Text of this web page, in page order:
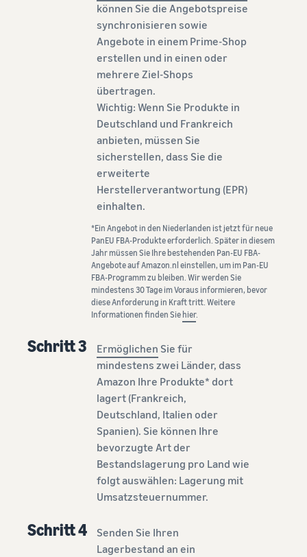
können Sie die Angebotspreise
synchronisieren sowie
Angebote in einem Prime-Shop
erstellen und in einen oder
mehrere Ziel-Shops
übertragen.
Wichtig: Wenn Sie Produkte in
Deutschland und Frankreich
anbieten, müssen Sie
sicherstellen, dass Sie die
erweiterte
Herstellerverantwortung (EPR)
einhalten.
*Ein Angebot in den Niederlanden ist jetzt für neue
PanEU FBA-Produkte erforderlich. Später in diesem
Jahr müssen Sie Ihre bestehenden Pan-EU FBA-
Angebote auf Amazon.nl einstellen, um im Pan-EU
FBA-Programm zu bleiben. Wir werden Sie
mindestens 30 Tage im Voraus informieren, bevor
diese Anforderung in Kraft tritt. Weitere
Informationen finden Sie hier.
Schritt 3 Ermöglichen Sie für
mindestens zwei Länder, dass
Amazon Ihre Produkte* dort
lagert (Frankreich,
Deutschland, Italien oder
Spanien). Sie können Ihre
bevorzugte Art der
Bestandslagerung pro Land wie
folgt auswählen: Lagerung mit
Umsatzsteuernummer.
Schritt 4
Senden Sie Ihren
Lagerbestand an ein